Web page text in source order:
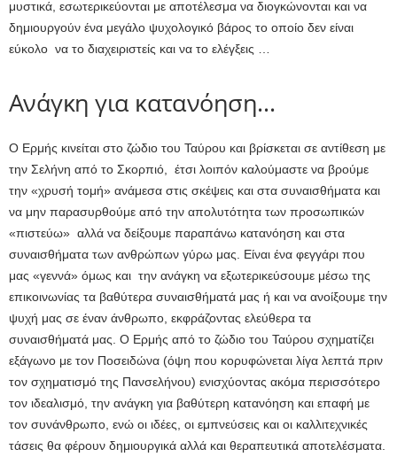
μυστικά, εσωτερικεύονται με αποτέλεσμα να διογκώνονται και να
δημιουργούν ένα μεγάλο ψυχολογικό βάρος το οποίο δεν είναι
εύκολο να το διαχειριστείς και να το ελέγξεις …
Ανάγκη για κατανόηση…
Ο Ερμής κινείται στο ζώδιο του Ταύρου και βρίσκεται σε αντίθεση με
την Σελήνη από το Σκορπιό, έτσι λοιπόν καλούμαστε να βρούμε
την «χρυσή τομή» ανάμεσα στις σκέψεις και στα συναισθήματα και
να μην παρασυρθούμε από την απολυτότητα των προσωπικών
«πιστεύω» αλλά να δείξουμε παραπάνω κατανόηση και στα
συναισθήματα των ανθρώπων γύρω μας. Είναι ένα φεγγάρι που
μας «γεννά» όμως και την ανάγκη να εξωτερικεύσουμε μέσω της
επικοινωνίας τα βαθύτερα συναισθήματά μας ή και να ανοίξουμε την
ψυχή μας σε έναν άνθρωπο, εκφράζοντας ελεύθερα τα
συναισθήματά μας. Ο Ερμής από το ζώδιο του Ταύρου σχηματίζει
εξάγωνο με τον Ποσειδώνα (όψη που κορυφώνεται λίγα λεπτά πριν
τον σχηματισμό της Πανσελήνου) ενισχύοντας ακόμα περισσότερο
τον ιδεαλισμό, την ανάγκη για βαθύτερη κατανόηση και επαφή με
τον συνάνθρωπο, ενώ οι ιδέες, οι εμπνεύσεις και οι καλλιτεχνικές
τάσεις θα φέρουν δημιουργικά αλλά και θεραπευτικά αποτελέσματα.